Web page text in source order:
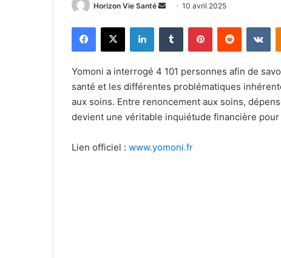
Horizon Vie Santé
Envoyer
courriel
10 avril 2025
Facebook
X LinkedinTumblr PinterestReddit
Yomoni a interrogé 4 101 personnes afin de
santé et les différentes problématiques
aux soins. Entre renoncement aux soins,
devient une véritable inquiétude financière pour
Lien officiel : www.yomoni.fr